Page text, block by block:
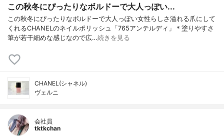
この秋冬にぴったりなボルドーで大人っぽい...
この秋冬にぴったりなボルドーで大人っぽい女性らしさ溢れる爪にして
くれるCHANELのネイルポリッシュ「765アンテルディ」＊塗りやすさ
筆が若干細めな感じなので広…続きを見る
CHANEL(シャネル)
ヴェルニ
会社員
tktkchan